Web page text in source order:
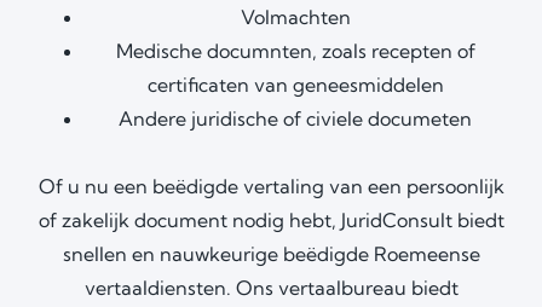
Volmachten
Medische documnten, zoals recepten of
certificaten van geneesmiddelen
Andere juridische of civiele documeten
Of u nu een beëdigde vertaling van een persoonlijk
of zakelijk document nodig hebt, JuridConsult biedt
snellen en nauwkeurige beëdigde Roemeense
vertaaldiensten. Ons vertaalbureau biedt